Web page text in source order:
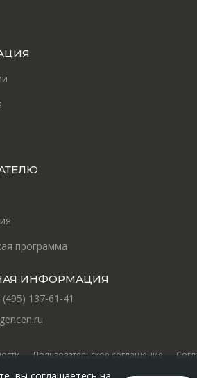
программа
ИНФОРМАЦИЯ
(495) 137-61-41
Пользовательское соглашение